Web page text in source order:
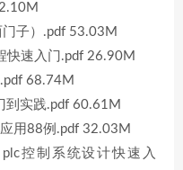
门子）.pdf 53.03M
快速入门.pdf 26.90M
68.74M
到实践.pdf 60.61M
用88例.pdf 32.03M
控制系统设计快速入